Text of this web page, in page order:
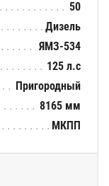
50
Дизель
ЯМЗ-534
125 л.с
Пригородный
8165 мм
МКПП